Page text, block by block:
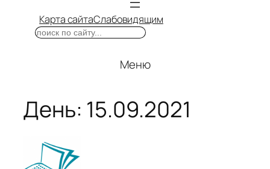
Карта сайтаСлабовидящим
Поиск
Меню
День: 15.09.2021